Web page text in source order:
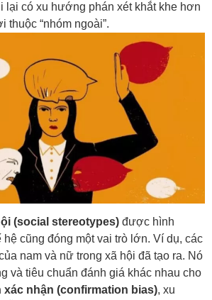
lại có xu hướng phán xét khắt khe hơn
“nhóm ngoài”.
(social stereotypes) được hình
hệ cũng đóng một vai trò lớn. Ví dụ, các
nam và nữ trong xã hội đã tạo ra. Nó
và tiêu chuẩn đánh giá khác nhau cho
xác nhận (confirmation bias), xu